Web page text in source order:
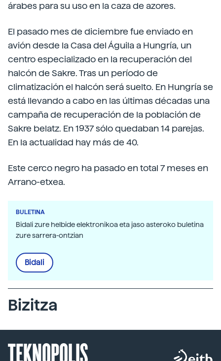
árabes para su uso en la caza de azores.
El pasado mes de diciembre fue enviado en
avión desde la Casa del Águila a Hungría, un
centro especializado en la recuperación del
halcón de Sakre. Tras un período de
climatización el halcón será suelto. En Hungría se
está llevando a cabo en las últimas décadas una
campaña de recuperación de la población de
Sakre belatz. En 1937 sólo quedaban 14 parejas.
En la actualidad hay más de 40.
Este cerco negro ha pasado en total 7 meses en
Arrano-etxea.
BULETINA
Bidali zure helbide elektronikoa eta jaso asteroko buletina
zure sarrera-ontzian
Bidali
Bizitza
TEKNOPOLIS